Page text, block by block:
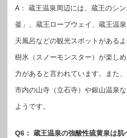
A： 蔵王温泉周辺には、蔵王のシ
釜」、蔵王ロープウェイ、蔵王温
天風呂などの観光スポットがある
樹氷（スノーモンスター）が楽し
力があると言われています。また
市内の山寺（立石寺）や銀山温泉
ようです。
Q6： 蔵王温泉の強酸性硫黄泉は肌